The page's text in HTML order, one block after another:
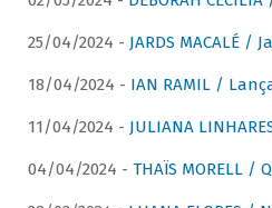
25/04/2024 - JARDS MACALÉ /
18/04/2024 - IAN RAMIL /
11/04/2024 - JULIANA
04/04/2024 - THAÏS MORELL /